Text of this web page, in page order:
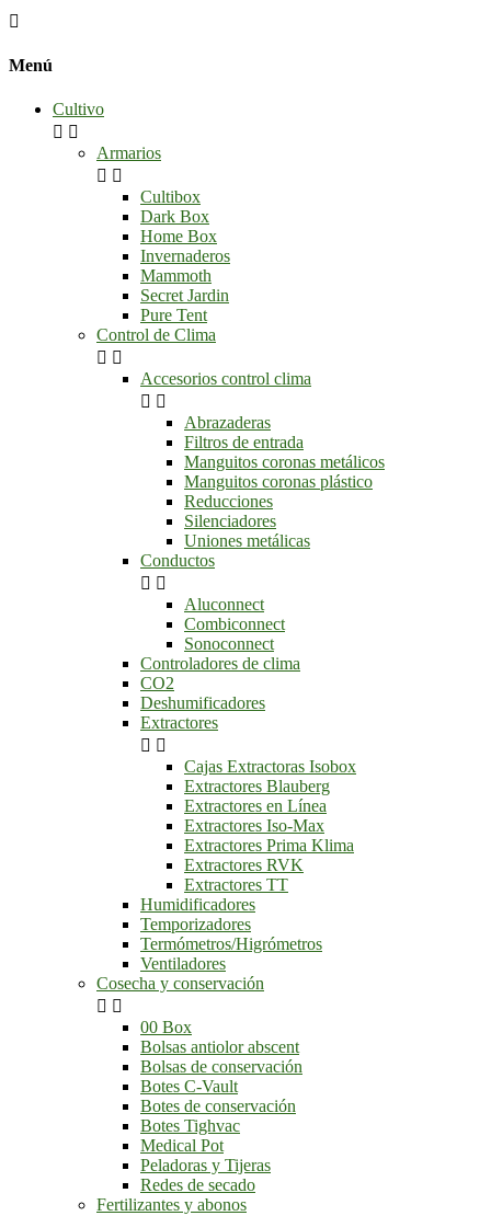

Menú
Cultivo
 
Armarios
 
Cultibox
Dark Box
Home Box
Invernaderos
Mammoth
Secret Jardin
Pure Tent
Control de Clima
 
Accesorios control clima
 
Abrazaderas
Filtros de entrada
Manguitos coronas metálicos
Manguitos coronas plástico
Reducciones
Silenciadores
Uniones metálicas
Conductos
 
Aluconnect
Combiconnect
Sonoconnect
Controladores de clima
CO2
Deshumificadores
Extractores
 
Cajas Extractoras Isobox
Extractores Blauberg
Extractores en Línea
Extractores Iso-Max
Extractores Prima Klima
Extractores RVK
Extractores TT
Humidificadores
Temporizadores
Termómetros/Higrómetros
Ventiladores
Cosecha y conservación
 
00 Box
Bolsas antiolor abscent
Bolsas de conservación
Botes C-Vault
Botes de conservación
Botes Tighvac
Medical Pot
Peladoras y Tijeras
Redes de secado
Fertilizantes y abonos